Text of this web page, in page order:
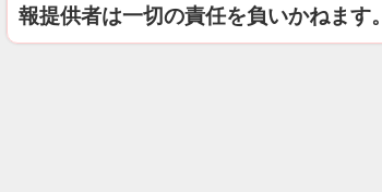
報提供者は一切の責任を負いかねます。